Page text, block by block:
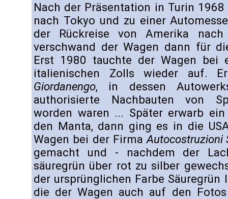
Nach der Präsentation in Turin
nach Tokyo und zu einer
der Rückreise von Amerika
verschwand der Wagen dann für
Erst 1980 tauchte der Wagen bei
italienischen Zolls wieder auf.
Giordanengo, in dessen
authorisierte Nachbauten von
worden waren ... Später erwarb
den Manta, dann ging es in die
Wagen bei der FirmaAutocostruzioni
gemacht und - nachdem der
säuregrün über rot zu silber
der ursprünglichen Farbe Säuregrün
die der Wagen auch auf den